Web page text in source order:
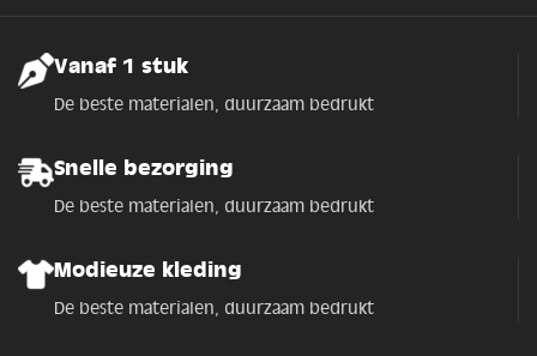
Vanaf 1 stuk
De beste materialen, duurzaam bedrukt
Snelle bezorging
De beste materialen, duurzaam bedrukt
Modieuze kleding
De beste materialen, duurzaam bedrukt